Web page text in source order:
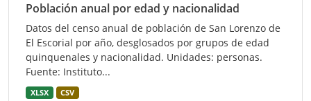
Población anual por edad y nacionalidad
Datos del censo anual de población de San Lorenzo de
El Escorial por año, desglosados por grupos de edad
quinquenales y nacionalidad. Unidades: personas.
Fuente: Instituto...
XLSX CSV